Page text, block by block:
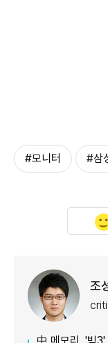
#모니터 #삼
조